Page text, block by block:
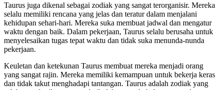
Taurus juga dikenal sebagai zodiak yang sangat terorganisir. Mereka
selalu memiliki rencana yang jelas dan teratur dalam menjalani
kehidupan sehari-hari. Mereka suka membuat jadwal dan mengatur
waktu dengan baik. Dalam pekerjaan, Taurus selalu berusaha untuk
menyelesaikan tugas tepat waktu dan tidak suka menunda-nunda
pekerjaan.
Keuletan dan ketekunan Taurus membuat mereka menjadi orang
yang sangat rajin. Mereka memiliki kemampuan untuk bekerja keras
dan tidak takut menghadapi tantangan. Taurus adalah zodiak yang